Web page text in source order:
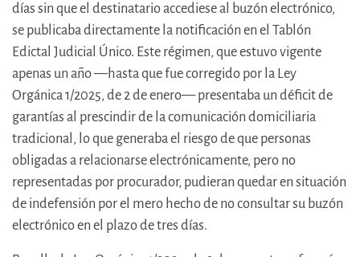
días sin que el destinatario accediese al buzón electrónico,
se publicaba directamente la notificación en el Tablón
Edictal Judicial Único. Este régimen, que estuvo vigente
apenas un año —hasta que fue corregido por la Ley
Orgánica 1/2025, de 2 de enero— presentaba un déficit de
garantías al prescindir de la comunicación domiciliaria
tradicional, lo que generaba el riesgo de que personas
obligadas a relacionarse electrónicamente, pero no
representadas por procurador, pudieran quedar en situación
de indefensión por el mero hecho de no consultar su buzón
electrónico en el plazo de tres días.